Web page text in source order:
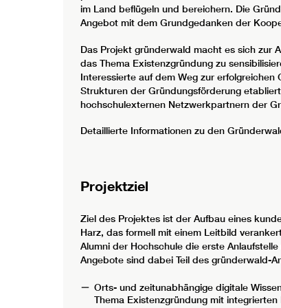
im Land beflügeln und bereichern. Die
Angebot mit dem Grundgedanken der
Das Projekt gründerwald macht es sich zur
das Thema Existenzgründung zu
Interessierte auf dem Weg zur
Strukturen der Gründungsförderung
hochschulexternen Netzwerkpartnern der
Detaillierte Informationen zu den
Projektziel
Ziel des Projektes ist der Aufbau eines
Harz, das formell mit einem Leitbild
Alumni der Hochschule die erste
Angebote sind dabei Teil des gründerwald-
Orts- und zeitunabhängige digitale
Thema Existenzgründung mit